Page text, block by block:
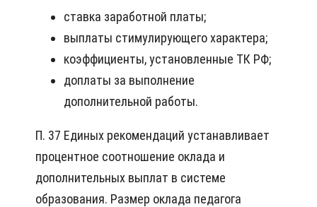
ставка заработной платы;
выплаты стимулирующего характера;
коэффициенты, установленные ТК РФ;
доплаты за выполнение
дополнительной работы.
П. 37 Единых рекомендаций устанавливает
процентное соотношение оклада и
дополнительных выплат в системе
образования. Размер оклада педагога